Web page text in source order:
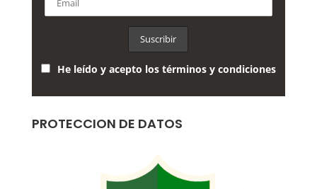
He leído y acepto los términos y condiciones
PROTECCION DE DATOS